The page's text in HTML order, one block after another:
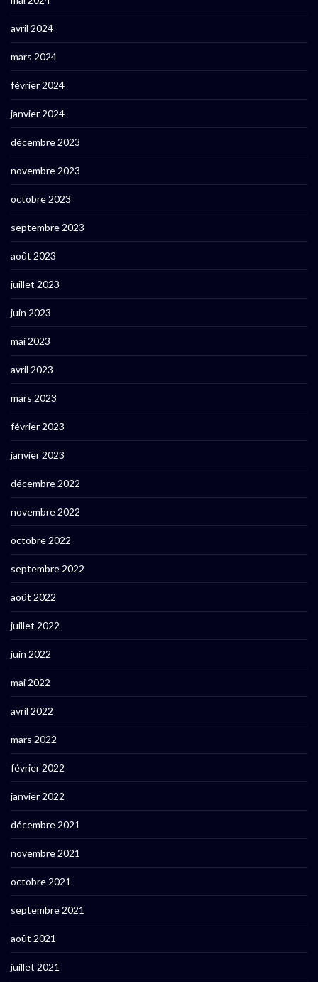
avril 2024
mars 2024
février 2024
janvier 2024
décembre 2023
novembre 2023
octobre 2023
septembre 2023
août 2023
juillet 2023
juin 2023
mai 2023
avril 2023
mars 2023
février 2023
janvier 2023
décembre 2022
novembre 2022
octobre 2022
septembre 2022
août 2022
juillet 2022
juin 2022
mai 2022
avril 2022
mars 2022
février 2022
janvier 2022
décembre 2021
novembre 2021
octobre 2021
septembre 2021
août 2021
juillet 2021